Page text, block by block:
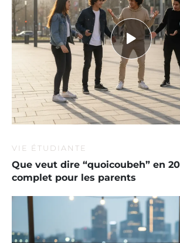
VIE ÉTUDIANTE
Que veut dire “quoicoubeh” en
complet pour les parents